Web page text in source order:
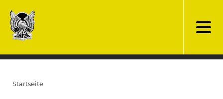
zum
Inhalt
Startseite